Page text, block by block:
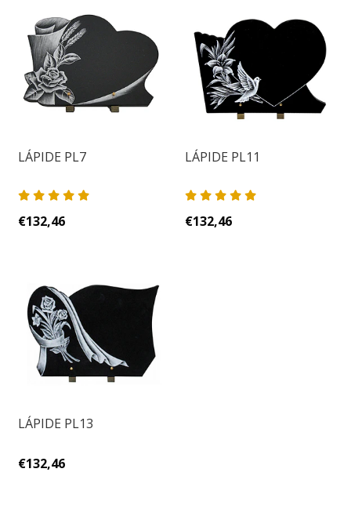
LÁPIDE PL7
€132,46
LÁPIDE PL11
€132,46
LÁPIDE PL13
€132,46